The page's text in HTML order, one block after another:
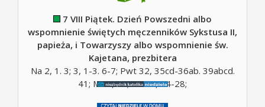
7 VIII Piątek. Dzień Powszedni albo
wspomnienie świętych męczenników Sykstusa II,
papieża, i Towarzyszy albo wspomnienie św.
Kajetana, prezbitera
Na 2, 1. 3; 3, 1-3. 6-7; Pwt 32, 35cd-36ab. 39abcd.
41; Mt 5, 10; Mt 16, 24-28;